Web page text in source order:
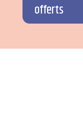
offerts